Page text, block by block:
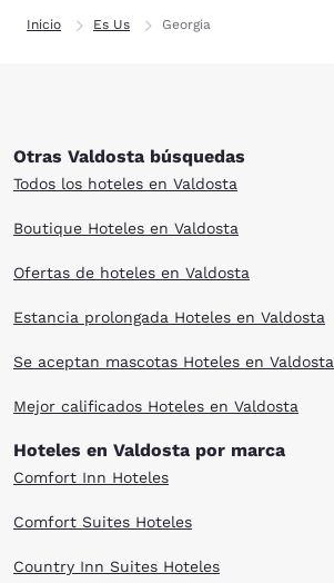
Inicio Es Us Georgia
Otras Valdosta búsquedas
Todos los hoteles en Valdosta
Boutique Hoteles en Valdosta
Ofertas de hoteles en Valdosta
Estancia prolongada Hoteles en Valdosta
Se aceptan mascotas Hoteles en Valdosta
Mejor calificados Hoteles en Valdosta
Hoteles en Valdosta por marca
Comfort Inn Hoteles
Comfort Suites Hoteles
Country Inn Suites Hoteles